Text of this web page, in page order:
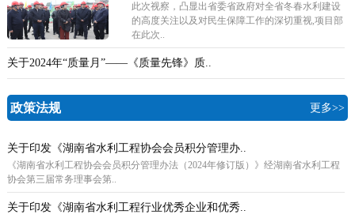
此次视察，凸显出省委省政府对全省冬春水利建设
的高度关注以及对民生保障工作的深切重视,项目部
在此次..
关于2024年“质量月”——《质量先锋》质..
政策法规 更多>>
关于印发《湖南省水利工程协会会员积分管理办..
《湖南省水利工程协会会员积分管理办法（2024年修订版）》经湖南省水利工程
协会第三届常务理事会第..
关于印发《湖南省水利工程行业优秀企业和优秀..